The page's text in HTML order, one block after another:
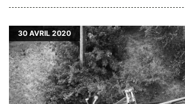
30 AVRIL 2020